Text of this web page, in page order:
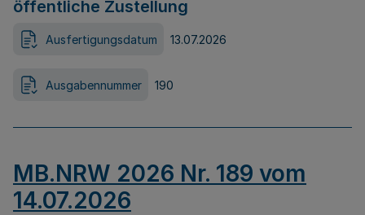
öffentliche Zustellung
Ausfertigungsdatum 13.07.2026
Ausgabennummer 190
MB.NRW 2026 Nr. 189 vom
14.07.2026